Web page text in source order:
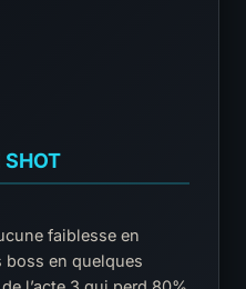
SHOT
faiblesse en
boss en quelques